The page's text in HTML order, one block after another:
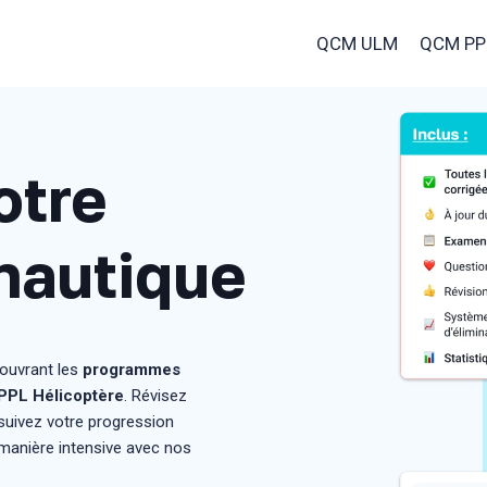
QCM ULM QCM
les programmes
Hélicoptère. Révisez
votre progression
intensive avec nos